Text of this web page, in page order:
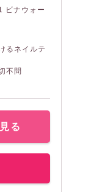
ビナウォー
るネイルテ
不問
る